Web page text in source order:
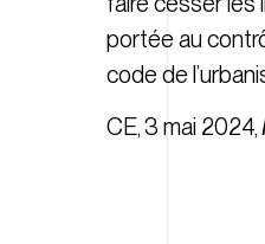
portée au
code de
CE, 3 mai 2024,